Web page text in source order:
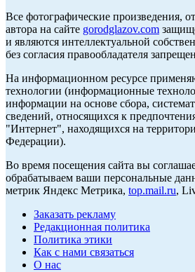
Все фотографические произведения,
автора на сайте gorodglazov.com
и являются интеллектуальной
без согласия правообладателя
На информационном ресурсе
технологии (информационные
информации на основе сбора,
сведений, относящихся к
"Интернет", находящихся на
Федерации).
Во время посещения сайта вы
обрабатываем ваши персональные
метрик Яндекс Метрика, top.mail.ru,
Заказать рекламу
Редакционная политика
Политика этики
Как с нами связаться
О нас